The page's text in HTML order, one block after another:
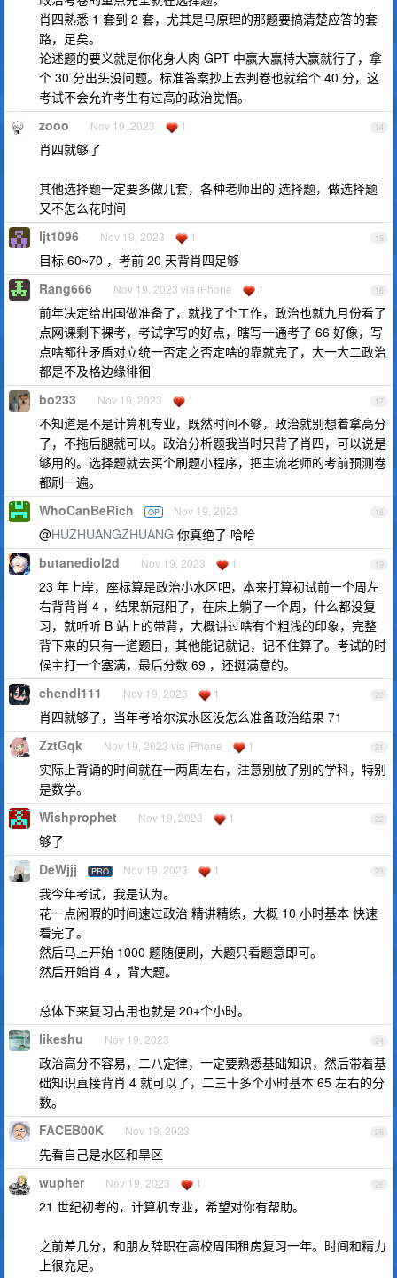
肖四熟悉 1 套到 2 套，尤其是马原理的那题要搞清楚应答的套
路，足矣。
论述题的要义就是你化身人肉 GPT 中赢大赢特大赢就行了，拿
个 30 分出头没问题。标准答案抄上去判卷也就给个 40 分，这
考试不会允许考生有过高的政治觉悟。
14
zooo Nov 19, 2023 1
肖四就够了
其他选择题一定要多做几套，各种老师出的 选择题，做选择题
又不怎么花时间
15
ljt1096 Nov 19, 2023 1
目标 60~70 ，考前 20 天背肖四足够
16
Rang666 Nov 19, 2023 via iPhone 1
前年决定给出国做准备了，就找了个工作，政治也就九月份看了
点网课剩下裸考，考试字写的好点，瞎写一通考了 66 好像，写
点啥都往矛盾对立统一否定之否定啥的靠就完了，大一大二政治
都是不及格边缘徘徊
17
bo233 Nov 19, 2023 1
不知道是不是计算机专业，既然时间不够，政治就别想着拿高分
了，不拖后腿就可以。政治分析题我当时只背了肖四，可以说是
够用的。选择题就去买个刷题小程序，把主流老师的考前预测卷
都刷一遍。
18
WhoCanBeRich OP Nov 19, 2023
@HUZHUANGZHUANG 你真绝了 哈哈
19
butanediol2d Nov 19, 2023 1
23 年上岸，座标算是政治小水区吧，本来打算初试前一个周左
右背背肖 4 ，结果新冠阳了，在床上躺了一个周，什么都没复
习，就听听 B 站上的带背，大概讲过啥有个粗浅的印象，完整
背下来的只有一道题目，其他能记就记，记不住算了。考试的时
候主打一个塞满，最后分数 69 ，还挺满意的。
20
chendl111 Nov 19, 2023 1
肖四就够了，当年考哈尔滨水区没怎么准备政治结果 71
21
ZztGqk Nov 19, 2023 via iPhone 1
实际上背诵的时间就在一两周左右，注意别放了别的学科，特别
是数学。
22
Wishprophet Nov 19, 2023 1
够了
23
DeWjjj PRO Nov 19, 2023 1
我今年考试，我是认为。
花一点闲暇的时间速过政治 精讲精练，大概 10 小时基本 快速
看完了。
然后马上开始 1000 题随便刷，大题只看题意即可。
然后开始肖 4 ，背大题。
总体下来复习占用也就是 20+个小时。
24
likeshu Nov 19, 2023
政治高分不容易，二八定律，一定要熟悉基础知识，然后带着基
础知识直接背肖 4 就可以了，二三十多个小时基本 65 左右的分
数。
25
FACEB00K Nov 19, 2023
先看自己是水区和旱区
26
wupher Nov 19, 2023 1
21 世纪初考的，计算机专业，希望对你有帮助。
之前差几分，和朋友辞职在高校周围租房复习一年。时间和精力
上很充足。